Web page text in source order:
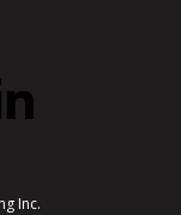
Inc.